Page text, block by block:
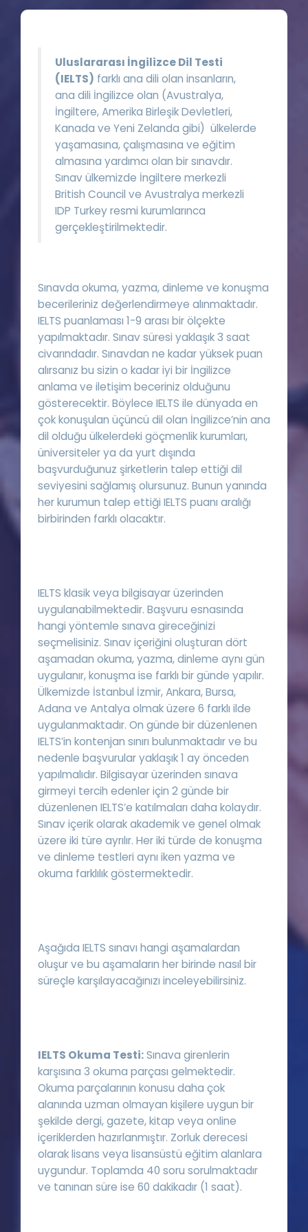
Puan Hesaplama
ÖSYM Sınav Takvimi
Kampanyalar
Blog
İngilizce Gramer
Uluslararası İngilizce Dil Testi
(IELTS) farklı ana dili olan insanların,
ana dili İngilizce olan (Avustralya,
İngiltere, Amerika Birleşik Devletleri,
Kanada ve Yeni Zelanda gibi) ülkelerde
yaşamasına, çalışmasına ve eğitim
almasına yardımcı olan bir sınavdır.
Sınav ülkemizde İngiltere merkezli
British Council ve Avustralya merkezli
IDP Turkey resmi kurumlarınca
gerçekleştirilmektedir.
Sınavda okuma, yazma, dinleme ve konuşma
becerileriniz değerlendirmeye alınmaktadır.
IELTS puanlaması 1-9 arası bir ölçekte
yapılmaktadır. Sınav süresi yaklaşık 3 saat
civarındadır. Sınavdan ne kadar yüksek puan
alırsanız bu sizin o kadar iyi bir İngilizce
anlama ve iletişim beceriniz olduğunu
gösterecektir. Böylece IELTS ile dünyada en
çok konuşulan üçüncü dil olan İngilizce’nin ana
dil olduğu ülkelerdeki göçmenlik kurumları,
üniversiteler ya da yurt dışında
başvurduğunuz şirketlerin talep ettiği dil
seviyesini sağlamış olursunuz. Bunun yanında
her kurumun talep ettiği IELTS puanı aralığı
birbirinden farklı olacaktır.
IELTS klasik veya bilgisayar üzerinden
uygulanabilmektedir. Başvuru esnasında
hangi yöntemle sınava gireceğinizi
seçmelisiniz. Sınav içeriğini oluşturan dört
aşamadan okuma, yazma, dinleme aynı gün
uygulanır, konuşma ise farklı bir günde yapılır.
Ülkemizde İstanbul İzmir, Ankara, Bursa,
Adana ve Antalya olmak üzere 6 farklı ilde
uygulanmaktadır. On günde bir düzenlenen
IELTS’in kontenjan sınırı bulunmaktadır ve bu
nedenle başvurular yaklaşık 1 ay önceden
yapılmalıdır. Bilgisayar üzerinden sınava
girmeyi tercih edenler için 2 günde bir
düzenlenen IELTS’e katılmaları daha kolaydır.
Sınav içerik olarak akademik ve genel olmak
üzere iki türe ayrılır. Her iki türde de konuşma
ve dinleme testleri aynı iken yazma ve
okuma farklılık göstermektedir.
Aşağıda IELTS sınavı hangi aşamalardan
oluşur ve bu aşamaların her birinde nasıl bir
süreçle karşılayacağınızı inceleyebilirsiniz.
IELTS Okuma Testi:Sınava girenlerin
karşısına 3 okuma parçası gelmektedir.
Okuma parçalarının konusu daha çok
alanında uzman olmayan kişilere uygun bir
şekilde dergi, gazete, kitap veya online
içeriklerden hazırlanmıştır. Zorluk derecesi
olarak lisans veya lisansüstü eğitim alanlara
uygundur. Toplamda 40 soru sorulmaktadır
ve tanınan süre ise 60 dakikadır (1 saat).